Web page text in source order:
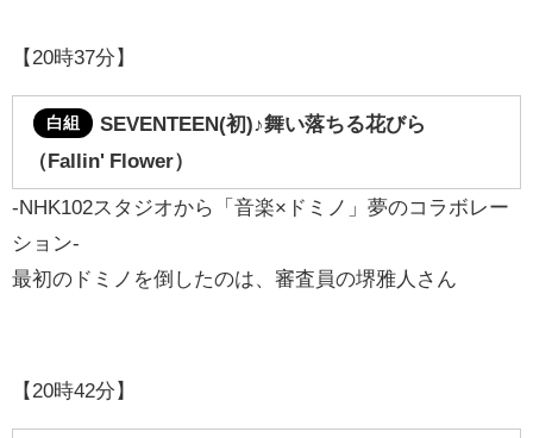
【20時37分】
白組 SEVENTEEN(初) ♪舞い落ちる花びら
（Fallin' Flower）
-NHK102スタジオから「音楽×ドミノ」夢のコラボレー
ション-
最初のドミノを倒したのは、審査員の堺雅人さん
【20時42分】